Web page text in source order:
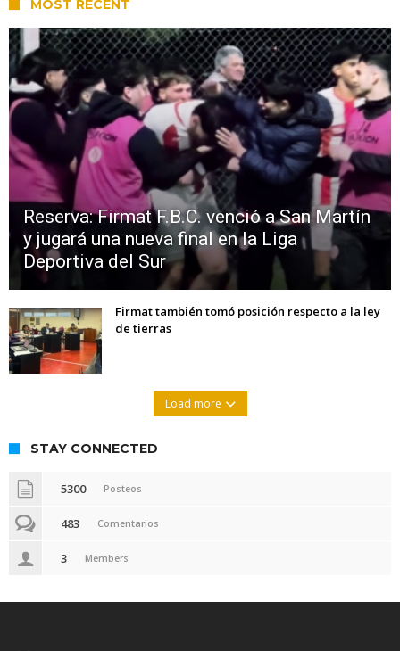
MOST RECENT
Reserva: Firmat F.B.C. venció a San Martín
y jugará una nueva final en la Liga
Deportiva del Sur
Firmat también tomó posición respecto a la ley
de tierras
Load more
STAY CONNECTED
5300 Posteos
483 Comentarios
3 Members